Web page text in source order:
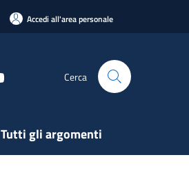
Accedi all'area personale
Cerca
Tutti gli argomenti